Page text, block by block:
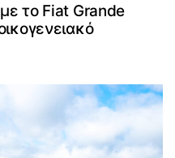
το Fiat Grande